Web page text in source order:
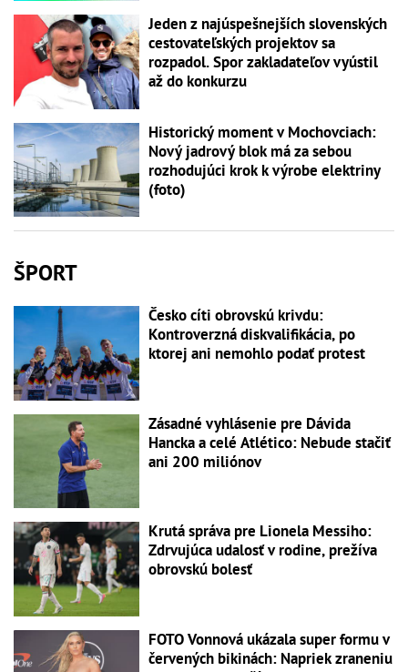
Jeden z najúspešnejších slovenských
cestovateľských projektov sa
rozpadol. Spor zakladateľov vyústil
až do konkurzu
Historický moment v Mochovciach:
Nový jadrový blok má za sebou
rozhodujúci krok k výrobe elektriny
(foto)
ŠPORT
Česko cíti obrovskú krivdu:
Kontroverzná diskvalifikácia, po
ktorej ani nemohlo podať protest
Zásadné vyhlásenie pre Dávida
Hancka a celé Atlético: Nebude stačiť
ani 200 miliónov
Krutá správa pre Lionela Messiho:
Zdrvujúca udalosť v rodine, prežíva
obrovskú bolesť
FOTO Vonnová ukázala super formu v
červených bikinách: Napriek zraneniu